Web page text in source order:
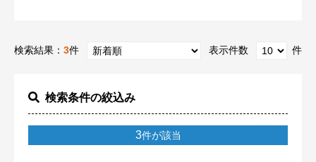
検索条件の絞込み
3件が該当
検索結果： 3件 表示件数 件